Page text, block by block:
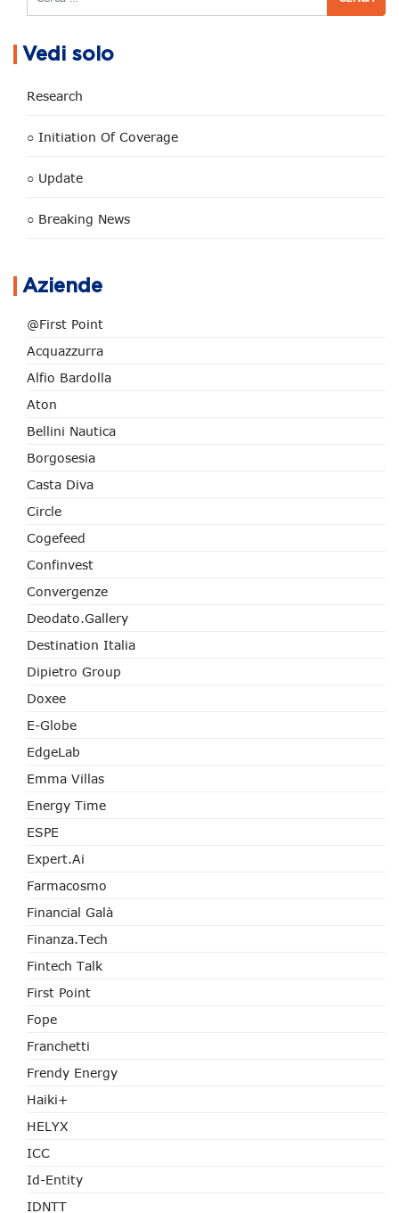
Vedi solo
Research
○ Initiation Of Coverage
○ Update
○ Breaking News
Aziende
@First Point
Acquazzurra
Alfio Bardolla
Aton
Bellini Nautica
Borgosesia
Casta Diva
Circle
Cogefeed
Confinvest
Convergenze
Deodato.Gallery
Destination Italia
Dipietro Group
Doxee
E-Globe
EdgeLab
Emma Villas
Energy Time
ESPE
Expert.ai
Farmacosmo
Financial Galà
Finanza.tech
Fintech Talk
First Point
Fope
Franchetti
Frendy Energy
Haiki+
HELYX
ICC
Id-Entity
IDNTT